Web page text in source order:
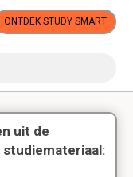
ONTDEK STUDY SMART
uit de